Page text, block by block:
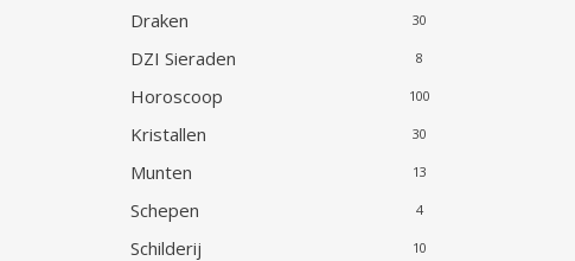
Draken 30
DZI Sieraden 8
Horoscoop 100
Kristallen 30
Munten 13
Schepen 4
Schilderij 10